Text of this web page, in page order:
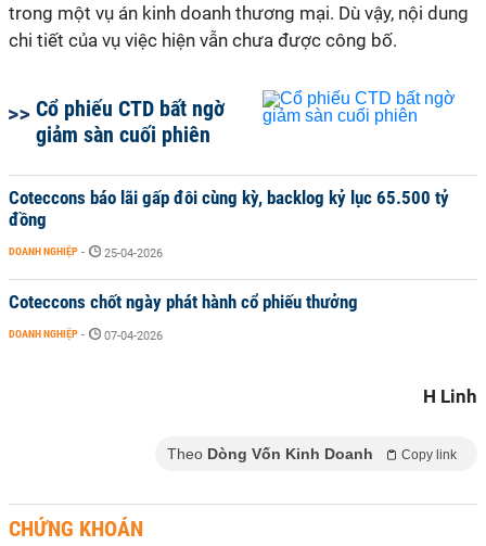
trong một vụ án kinh doanh thương mại. Dù vậy, nội dung
chi tiết của vụ việc hiện vẫn chưa được công bố.
Cổ phiếu CTD bất ngờ
giảm sàn cuối phiên
Coteccons báo lãi gấp đôi cùng kỳ, backlog kỷ lục 65.500 tỷ
đồng
DOANH NGHIỆP - 25-04-2026
Coteccons chốt ngày phát hành cổ phiếu thưởng
DOANH NGHIỆP - 07-04-2026
H Linh
Theo Dòng Vốn Kinh Doanh Copy link
CHỨNG KHOÁN